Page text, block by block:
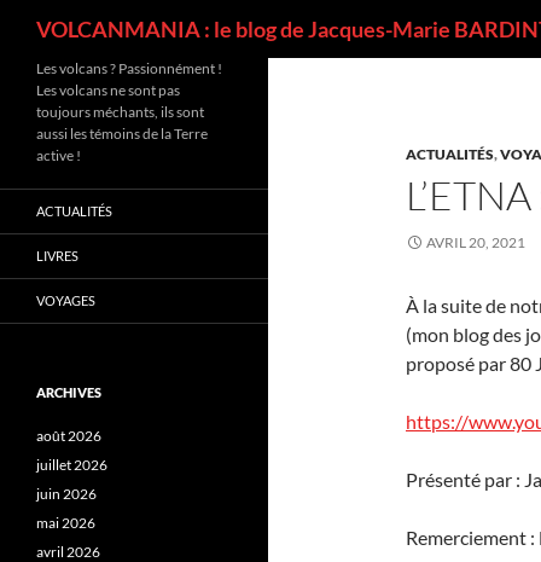
VOLCANMANIA : le blog de Jacques-Marie
ACTUALITÉS,
AVRIL 20, 2021
À la suite de
(mon blog des
proposé par 80
https://
Présenté par :
Remerciement
Les volcans ? Passionnément !
Les volcans ne sont pas
toujours méchants, ils sont
aussi les témoins de la Terre
active !
ACTUALITÉS
LIVRES
VOYAGES
ARCHIVES
août 2026
juillet 2026
juin 2026
mai 2026
avril 2026